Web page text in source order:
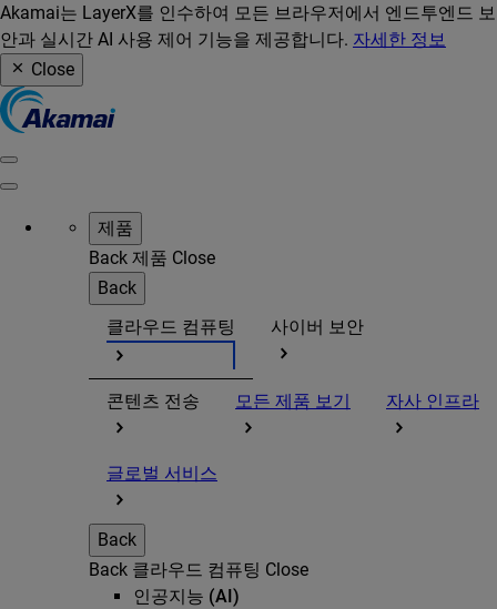
Akamai는 LayerX를 인수하여 모든 브라우저에서 엔드투엔드 보
안과 실시간 AI 사용 제어 기능을 제공합니다. 자세한 정보
Close
제품
Back 제품 Close
Back
클라우드 컴퓨팅
사이버 보안
콘텐츠 전송 모든 제품 보기 자사 인프라
글로벌 서비스
Back
Back 클라우드 컴퓨팅 Close
인공지능 (AI)